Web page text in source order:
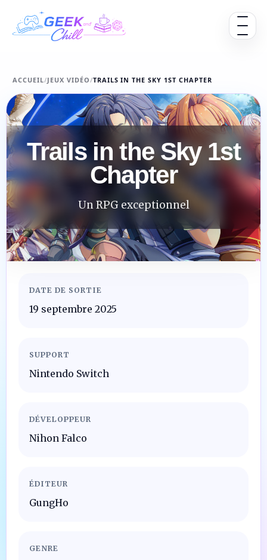
Ouvrir
ACCUEIL/JEUX VIDÉO/TRAILS IN THE SKY 1ST CHAPTER
Trails in the Sky 1st
Chapter
Un RPG exceptionnel
DATE DE SORTIE
19 septembre 2025
SUPPORT
Nintendo Switch
DÉVELOPPEUR
Nihon Falco
ÉDITEUR
GungHo
GENRE